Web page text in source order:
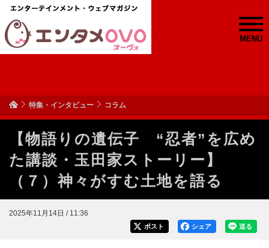
MENU
特集・インタビュー コラム
【物語りの遺伝子 “忍者”を広め
た講談・玉田家ストーリー】
（７）神々がすむ土地を語る
2025年11月14日 / 11:36
送る
シェア
ポスト